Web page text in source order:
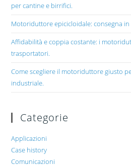
per cantine e birrifici.
Motoriduttore epicicloidale: consegna in
Affidabilità e coppia costante: i
trasportatori.
Come scegliere il motoriduttore giusto
industriale.
Categorie
Applicazioni
Case history
Comunicazioni